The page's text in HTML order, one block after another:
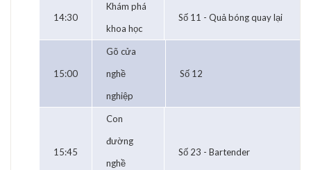
14:30
Khám phá
khoa học
Số 11 - Quả bóng quay lại
15:00
Gõ cửa
nghề
nghiệp
Số 12
15:45
Con
đường
nghề
Số 23 - Bartender